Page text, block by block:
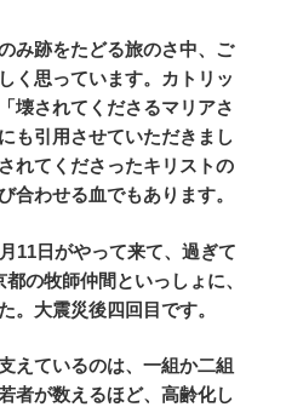
み跡をたどる旅のさ中、ご
く思っています。カトリッ
壊されてくださるマリアさ
も引用させていただきまし
れてくださったキリストの
合わせる血でもあります。
11日がやって来て、過ぎて
の牧師仲間といっしょに、
。大震災後四回目です。
えているのは、一組か二組
者が数えるほど、高齢化し